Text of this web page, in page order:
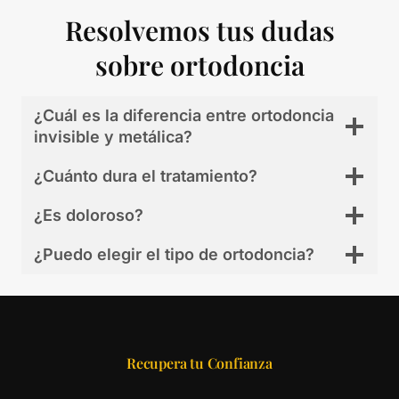
Resolvemos tus dudas
sobre ortodoncia
¿Cuál es la diferencia entre ortodoncia
invisible y metálica?
¿Cuánto dura el tratamiento?
¿Es doloroso?
¿Puedo elegir el tipo de ortodoncia?
Recupera tu Confianza